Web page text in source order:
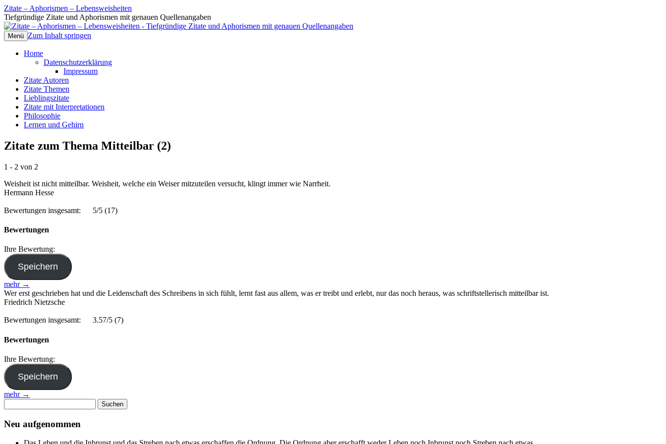
Zitate – Aphorismen – Lebensweisheiten
Tiefgründige Zitate und Aphorismen mit genauen Quellenangaben
Menü Zum Inhalt springen
Home
Datenschutzerklärung
Impressum
Zitate Autoren
Zitate Themen
Lieblingszitate
Zitate mit Interpretationen
Philosophie
Lernen und Gehirn
Zitate zum Thema Mitteilbar (2)
1 - 2 von 2
Weisheit ist nicht mitteilbar. Weisheit, welche ein Weiser mitzuteilen versucht, klingt immer wie Narrheit.
Hermann Hesse
Bewertungen insgesamt: 5/5 (17)
Bewertungen
Ihre Bewertung:
mehr →
Wer erst geschrieben hat und die Leidenschaft des Schreibens in sich fühlt, lernt fast aus allem, was er treibt und erlebt, nur das noch heraus, was schriftstellerisch mitteilbar ist.
Friedrich Nietzsche
Bewertungen insgesamt: 3.57/5 (7)
Bewertungen
Ihre Bewertung:
mehr →
nach:
Neu aufgenommen